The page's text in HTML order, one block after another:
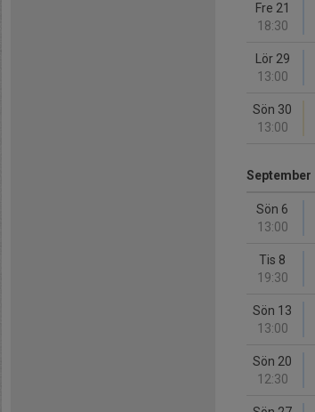
Fre 21
18:30
Lör 29
13:00
Sön 30
13:00
September
Sön 6
13:00
Tis 8
19:30
Sön 13
13:00
Sön 20
12:30